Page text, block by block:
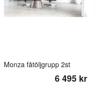
Monza fåtöljgrupp 2st
6 495 kr